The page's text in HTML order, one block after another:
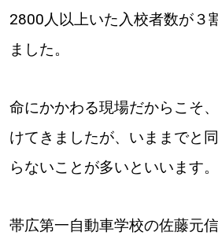
Sitakke編集部あい
Sitakke編集部 IKU 【まった
【暮らしの知恵を身につけたい】
【札幌のお気に入りを見つけたい】
2800人以上いた入校者数が３
ました。
命にかかわる現場だからこそ
けてきましたが、いままでと
らないことが多いといいます。
帯広第一自動車学校の佐藤元